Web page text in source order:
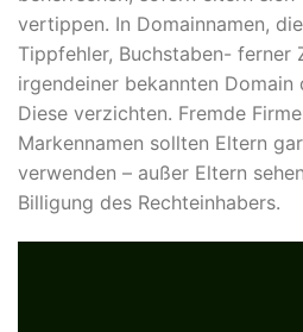
vertippen. In Domainnamen,
Tippfehler, Buchstaben- ferner
irgendeiner bekannten Domain
Diese verzichten. Fremde
Markennamen sollten Eltern
verwenden – außer Eltern
Billigung des Rechteinhabers.